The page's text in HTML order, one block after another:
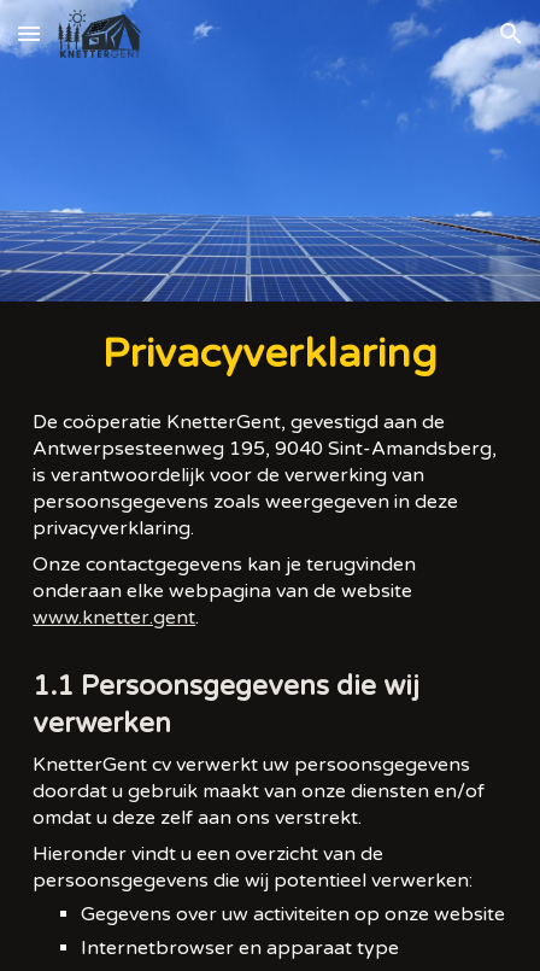
Skip to main content Skip to navigation
Privacyverklaring
De coöperatie KnetterGent, gevestigd aan de
Antwerpsesteenweg 195, 9040 Sint-Amandsberg,
is verantwoordelijk voor de verwerking van
persoonsgegevens zoals weergegeven in deze
privacyverklaring.
Onze contactgegevens kan je terugvinden
onderaan elke webpagina van de website
www.knetter.gent.
1.1 Persoonsgegevens die wij
verwerken
KnetterGent cv verwerkt uw persoonsgegevens
doordat u gebruik maakt van onze diensten en/of
omdat u deze zelf aan ons verstrekt.
Hieronder vindt u een overzicht van de
persoonsgegevens die wij potentieel verwerken:
Gegevens over uw activiteiten op onze website
Internetbrowser en apparaat type